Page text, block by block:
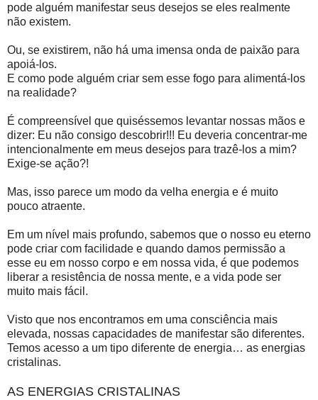
pode alguém manifestar seus desejos se eles realmente
não existem.
Ou, se existirem, não há uma imensa onda de paixão para
apoiá-los.
E como pode alguém criar sem esse fogo para alimentá-los
na realidade?
É compreensível que quiséssemos levantar nossas mãos e
dizer: Eu não consigo descobrir!!! Eu deveria concentrar-me
intencionalmente em meus desejos para trazê-los a mim?
Exige-se ação?!
Mas, isso parece um modo da velha energia e é muito
pouco atraente.
Em um nível mais profundo, sabemos que o nosso eu eterno
pode criar com facilidade e quando damos permissão a
esse eu em nosso corpo e em nossa vida, é que podemos
liberar a resistência de nossa mente, e a vida pode ser
muito mais fácil.
Visto que nos encontramos em uma consciência mais
elevada, nossas capacidades de manifestar são diferentes.
Temos acesso a um tipo diferente de energia… as energias
cristalinas.
AS ENERGIAS CRISTALINAS